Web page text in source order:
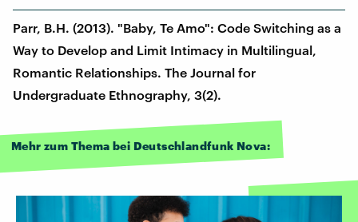
Parr, B.H. (2013). "Baby, Te Amo": Code Switching as a
Way to Develop and Limit Intimacy in Multilingual,
Romantic Relationships. The Journal for
Undergraduate Ethnography, 3(2).
Mehr zum Thema bei Deutschlandfunk Nova: